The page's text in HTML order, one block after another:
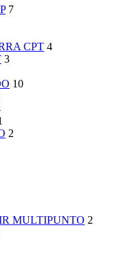
7
CPT 4
3
10
2
MULTIPUNTO 2